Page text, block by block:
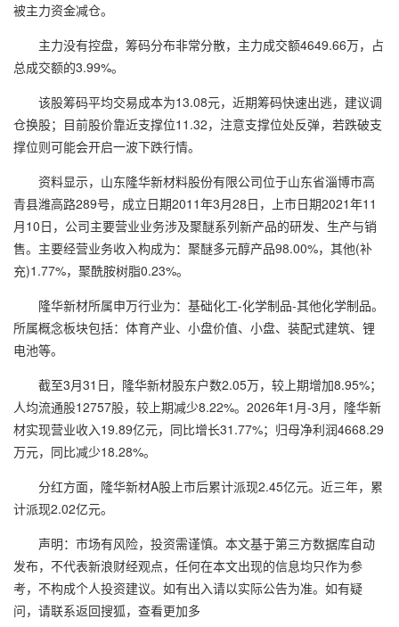
被主力资金减仓。
主力没有控盘，筹码分布非常分散，主力成交额4649.66万，占
总成交额的3.99%。
该股筹码平均交易成本为13.08元，近期筹码快速出逃，建议调
仓换股；目前股价靠近支撑位11.32，注意支撑位处反弹，若跌破支
撑位则可能会开启一波下跌行情。
资料显示，山东隆华新材料股份有限公司位于山东省淄博市高
青县潍高路289号，成立日期2011年3月28日，上市日期2021年11
月10日，公司主要营业业务涉及聚醚系列新产品的研发、生产与销
售。主要经营业务收入构成为：聚醚多元醇产品98.00%，其他(补
充)1.77%，聚酰胺树脂0.23%。
隆华新材所属申万行业为：基础化工-化学制品-其他化学制品。
所属概念板块包括：体育产业、小盘价值、小盘、装配式建筑、锂
电池等。
截至3月31日，隆华新材股东户数2.05万，较上期增加8.95%；
人均流通股12757股，较上期减少8.22%。2026年1月-3月，隆华新
材实现营业收入19.89亿元，同比增长31.77%；归母净利润4668.29
万元，同比减少18.28%。
分红方面，隆华新材A股上市后累计派现2.45亿元。近三年，累
计派现2.02亿元。
声明：市场有风险，投资需谨慎。本文基于第三方数据库自动
发布，不代表新浪财经观点，任何在本文出现的信息均只作为参
考，不构成个人投资建议。如有出入请以实际公告为准。如有疑
问，请联系返回搜狐，查看更加多